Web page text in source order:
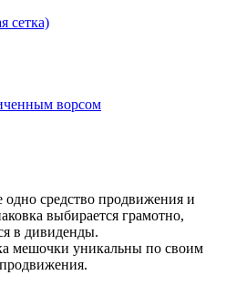
сетка)
ворсом
средство продвижения и
выбирается грамотно,
в дивиденды.
мешочки уникальны по своим